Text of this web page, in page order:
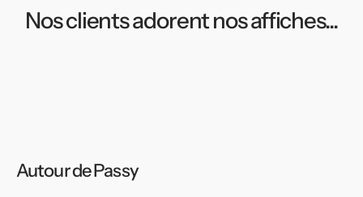
Nos clients adorent nos affiches...
Autour de Passy